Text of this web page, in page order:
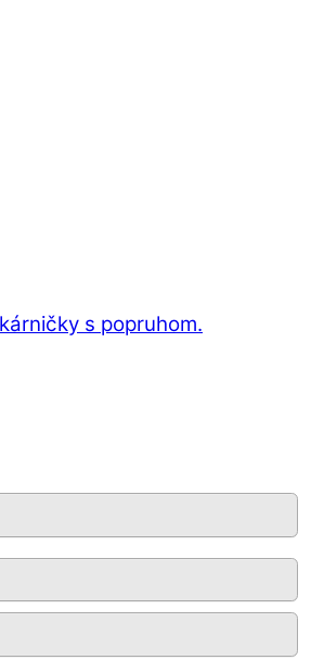
s popruhom.